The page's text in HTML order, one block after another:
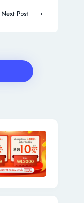
Next
Next Post